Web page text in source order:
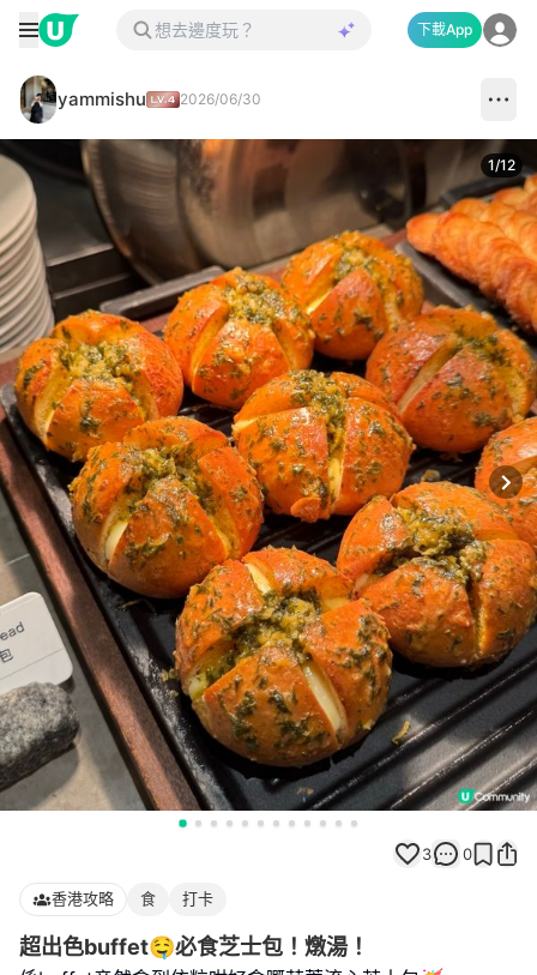
下載App
yammishu 2026/06/30
1/12
3 0
香港攻略 食 打卡
超出色buffet🤤必食芝士包！燉湯！